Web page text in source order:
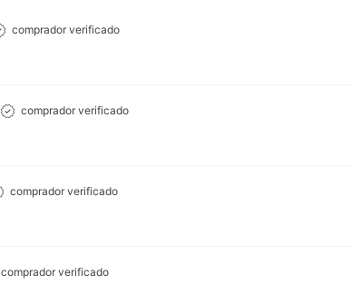
comprador verificado
comprador verificado
comprador verificado
comprador verificado